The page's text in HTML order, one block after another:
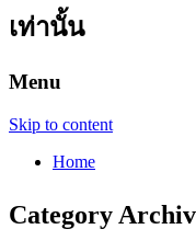
เท่านั้น
Menu
Skip to content
Home
Category